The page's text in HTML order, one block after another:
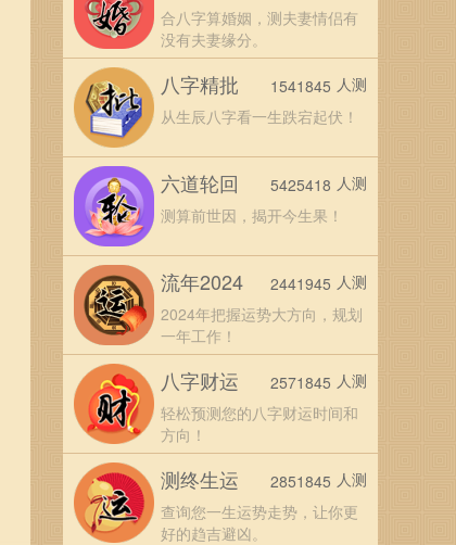
合八字算婚姻，测夫妻情侣有
没有夫妻缘分。
八字精批
从生辰八字看一生跌宕起伏！
1541845 人测
六道轮回
测算前世因，揭开今生果！
5425418 人测
流年2024
2024年把握运势大方向，规划
一年工作！
2441945 人测
八字财运
轻松预测您的八字财运时间和
方向！
2571845 人测
测终生运
查询您一生运势走势，让你更
好的趋吉避凶。
2851845 人测